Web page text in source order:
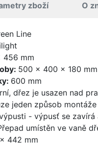
zboží O
Line
456 mm
500 x 400 x 180 mm
600 mm
dřez je usazen nad
jeden způsob montáže
- výpusť se
umístěn ve vaně
442 mm